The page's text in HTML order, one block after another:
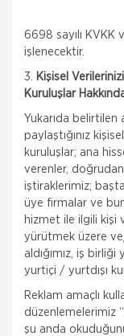
6698 sayılı
işlenecektir.
3. Kişisel
Kuruluşlar
Yukarıda
paylaştığınız
kuruluşlar; ana
verenler,
iştiraklerimiz;
üye firmalar ve
hizmet ile ilgili kişi
yürütmek üzere
aldığımız, iş birliği
yurtiçi / yurtdışı
Reklam amaçlı
düzenlemelerimiz
şu anda